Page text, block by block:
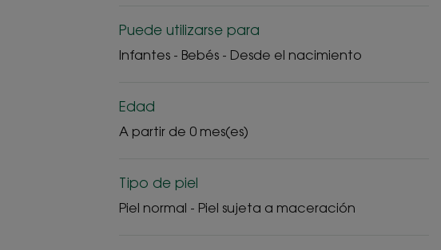
Puede utilizarse para
Infantes - Bebés - Desde el nacimiento
Edad
A partir de 0 mes(es)
Tipo de piel
Piel normal - Piel sujeta a maceración